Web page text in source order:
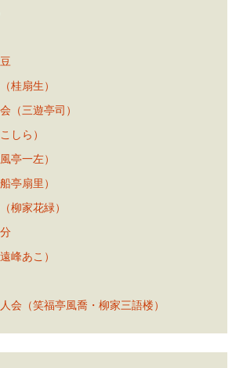
桂扇生）
（三遊亭司）
しら）
亭一左）
亭扇里）
柳家花緑）
峰あこ）
会（笑福亭風喬・柳家三語楼）